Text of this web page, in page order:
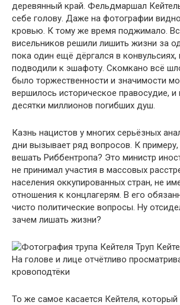
деревянный край. Фельдмаршал
себе голову. Даже на фотографии
кровью. К тому же время поджимало.
висельников решили лишить жизни за
пока один ещё дёргался в конвульсиях,
подводили к эшафоту. Скомкано всё
было торжественности и значимости
вершилось историческое правосудие, и
десятки миллионов погибших душ.
Казнь нацистов у многих серьёзных
дни вызывает ряд вопросов. К
вешать Риббентропа? Это министр
не принимал участия в массовых
населения оккупированных стран, не
отношения к концлагерям. В его
чисто политические вопросы. Ну
зачем лишать жизни?
Труп
На голове и лице отчётливо
кровоподтёки
То же самое касается Кейтеля,